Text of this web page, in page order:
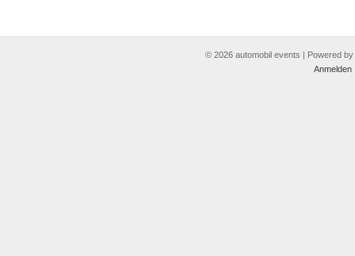
© 2026 automobil events | Powered by
Anmelden|